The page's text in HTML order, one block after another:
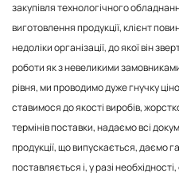
закупівля технологічного
виготовлення продукції, клієнт
недоліки організації, до якої він
роботи як з невеликими
рівня, ми проводимо дуже гнучку
ставимося до якості виробів,
термінів поставки, надаємо всі
продукції, що випускається, даємо
поставляється і, у разі